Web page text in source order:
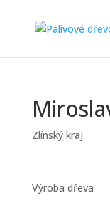
Zlínský kraj
Výroba dřeva